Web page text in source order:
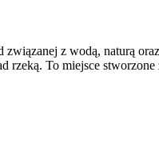
z wodą, naturą
rzeką. To miejsce